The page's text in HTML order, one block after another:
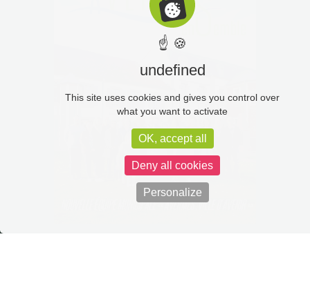
☝ 🍪
undefined
This site uses cookies and gives you control over
what you want to activate
OK, accept all
Deny all cookies
Personalize